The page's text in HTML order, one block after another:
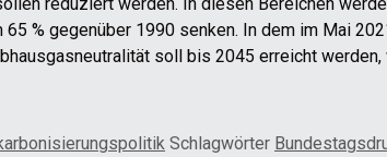
65 % gegenüber 1990 senken. In dem im Mai
soll bis 2045 erreicht
Schlagwörter